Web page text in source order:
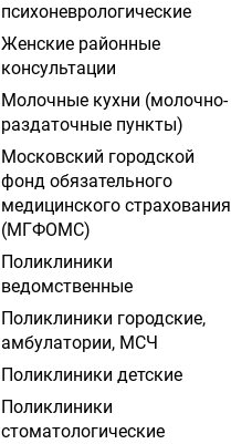
психоневрологические
Женские районные
консультации
Молочные кухни (молочно-
раздаточные пункты)
Московский городской
фонд обязательного
медицинского страхования
(МГФОМС)
Поликлиники
ведомственные
Поликлиники городские,
амбулатории, МСЧ
Поликлиники детские
Поликлиники
стоматологические